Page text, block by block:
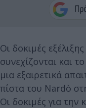
Οι δοκιμές
συνεχίζονται και
μια εξαιρετικά
πίστα του Nardò
Οι δοκιμές για